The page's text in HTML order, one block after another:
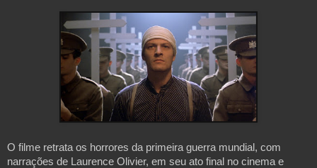
O filme retrata os horrores da primeira guerra mundial, com
narrações de Laurence Olivier, em seu ato final no cinema e